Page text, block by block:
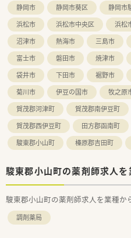
静岡市 静岡市葵区 静岡市
浜松市
浜松市中央区 浜松
沼津市
熱海市 三島市
富士市
磐田市 焼津市
袋井市
下田市 裾野市
菊川市
伊豆の国市 牧之原
賀茂郡河津町
賀茂郡南伊豆町
賀茂郡西伊豆町
田方郡函南町
駿東郡小山町
榛原郡吉田町
駿東郡小山町の薬剤師求人
駿東郡小山町の薬剤師求人を業種か
調剤薬局